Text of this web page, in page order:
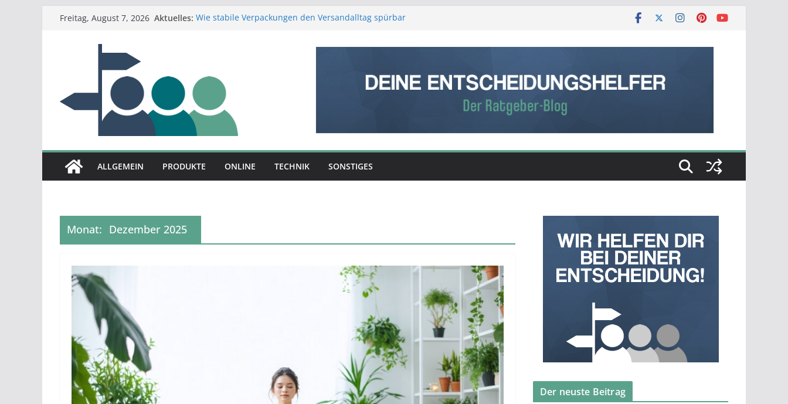
ZumFreitag, August 7, 2026 Aktuelles: Wie stabile Verpackungen den Versandalltag spürbar
Wenn Präzision entscheidet: So entsteht aus Rohmaterial
echtes Meisterwerk
Wenn Präzision über Erfolg entscheidet – was Sie über
moderne Fertigung wissen sollten
ALLGEMEIN PRODUKTE ONLINE TECHNIK SONSTIGES
Monat: Dezember 2025
Der neuste Beitrag